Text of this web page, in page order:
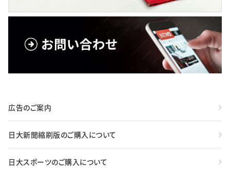
広告のご案内
日大新聞縮刷版のご購入について
日大スポーツのご購入について